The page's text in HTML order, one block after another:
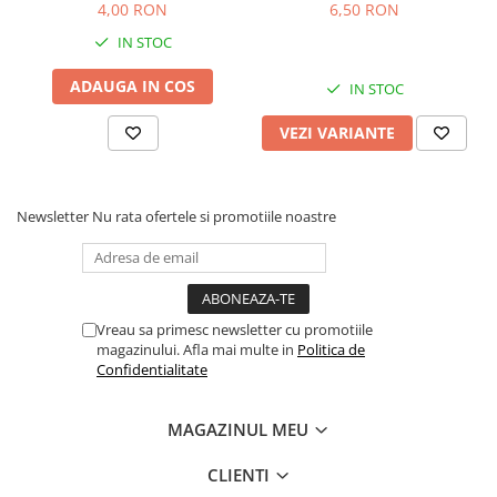
4,00 RON
IN STOC
ADAUGA IN COS
6,50 RON
IN STOC
VEZI VARIANTE
Newsletter Nu rata ofertele si promotiile noastre
Vreau sa primesc newsletter cu promotiile
magazinului. Afla mai multe in Politica de
Confidentialitate
MAGAZINUL MEU
CLIENTI